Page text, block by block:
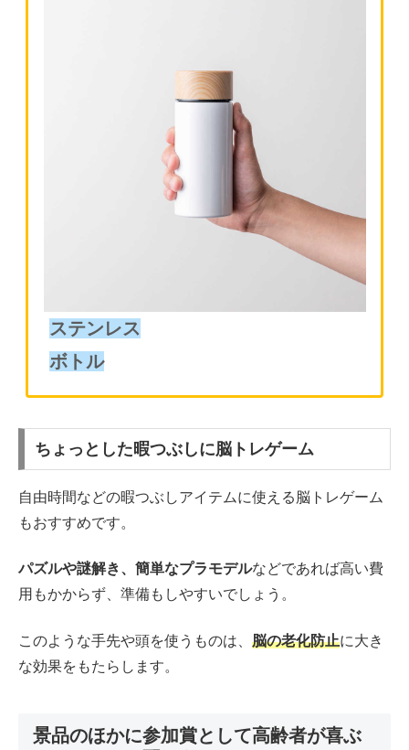
ステンレス
ボトル
ちょっとした暇つぶしに脳トレゲーム
自由時間などの暇つぶしアイテムに使える脳トレゲーム
もおすすめです。
パズルや謎解き、簡単なプラモデルなどであれば高い費
用もかからず、準備もしやすいでしょう。
このような手先や頭を使うものは、 脳の老化防止に大き
な効果をもたらします。
景品のほかに参加賞として高齢者が喜ぶ